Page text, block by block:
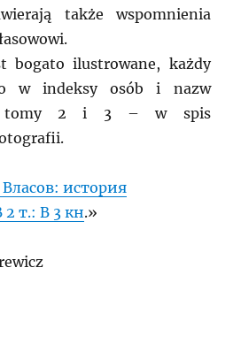
także wspomnienia
bogato ilustrowane, każdy
w indeksy osób i nazw
tomy 2 i 3 – w spis
история
2 т.: В 3 кн.»